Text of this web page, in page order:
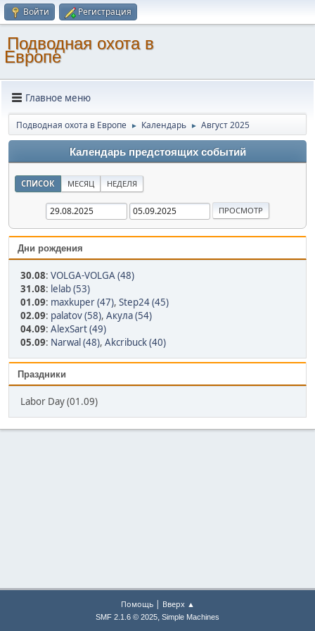
Войти Регистрация
Подводная охота в
Европе
Главное меню
Подводная охота в Европе ► Календарь ► Август 2025
Календарь предстоящих событий
СПИСОК МЕСЯЦ НЕДЕЛЯ
Дни рождения
30.08: VOLGA-VOLGA (48)
31.08: lelab (53)
01.09: maxkuper (47), Step24 (45)
02.09: palatov (58), Акула (54)
04.09: AlexSart (49)
05.09: Narwal (48), Akcribuck (40)
Праздники
Labor Day (01.09)
Помощь| Вверх ▲
SMF 2.1.6 © 2025, Simple Machines